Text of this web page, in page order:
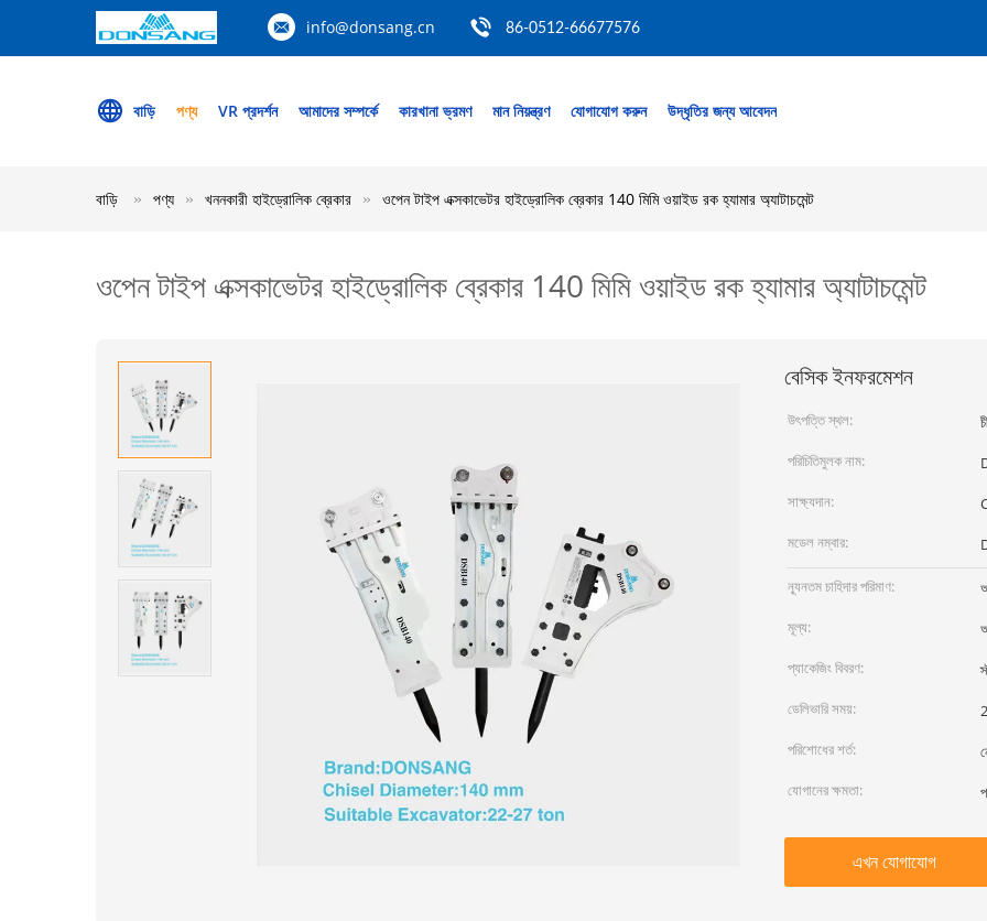
info@donsang.cn 86-0512-66677576
বাড়ি পণ্য VR প্রদর্শন আমাদের সম্পর্কে কারখানা ভ্রমণ মান নিয়ন্ত্রণ যোগাযোগ করুন উদ্ধৃতির জন্য আবেদন
বাড়ি পণ্য খননকারী হাইড্রোলিক ব্রেকার ওপেন টাইপ এক্সকাভেটর হাইড্রোলিক ব্রেকার 140 মিমি ওয়াইড রক হ্যামার অ্যাটাচমেন্ট
ওপেন টাইপ এক্সকাভেটর হাইড্রোলিক ব্রেকার 140 মিমি ওয়াইড রক হ্যামার অ্যাটাচমেন্ট
বেসিক ইনফরমেশন
উৎপত্তি স্থল:
পরিচিতিমুলক নাম:
সাক্ষ্যদান:
মডেল নম্বার:
ন্যূনতম চাহিদার পরিমাণ:
মূল্য:
প্যাকেজিং বিবরণ:
ডেলিভারি সময়:
পরিশোধের শর্ত:
যোগানের ক্ষমতা:
এখন যোগাযোগ